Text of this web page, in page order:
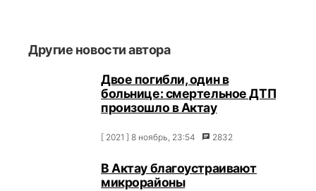
Другие новости автора
Двое погибли, один в
больнице: смертельное ДТП
произошло в Актау
[ 2021 ] 8 ноябрь, 23:54 2832
В Актау благоустраивают
микрорайоны